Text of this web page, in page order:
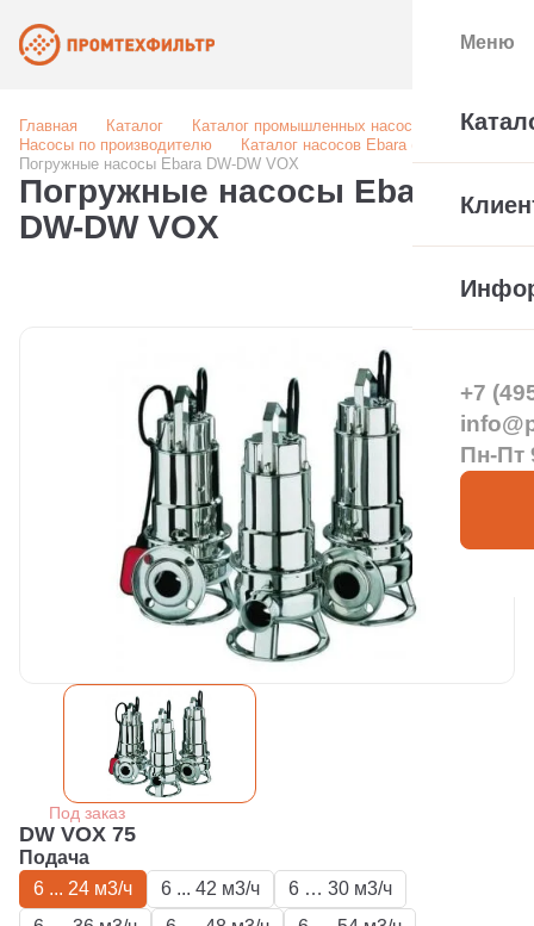
Главная Каталог
Каталог промышленных насосов
Насосы по производителю
Каталог насосов Ebara (Италия)
Погружные насосы Ebara DW-DW VOX
Погружные насосы Ebara
DW-DW VOX
Под заказ
DW VOX 75
Подача
6 ... 24 м3/ч
6 ... 42 м3/ч
6 … 30 м3/ч
Меню
+7
Пн-Пт